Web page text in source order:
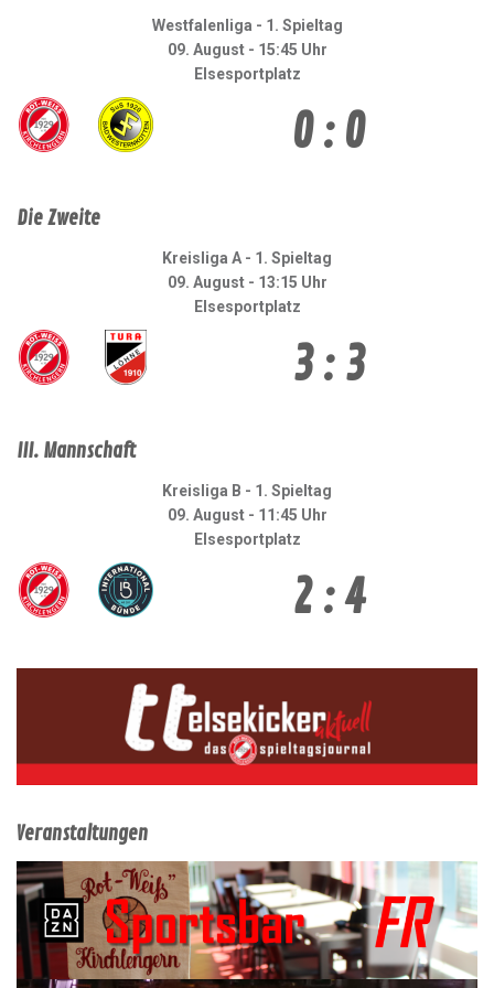
Westfalenliga - 1. Spieltag
09. August - 15:45 Uhr
Elsesportplatz
0 : 0
Die Zweite
Kreisliga A - 1. Spieltag
09. August - 13:15 Uhr
Elsesportplatz
3 : 3
III. Mannschaft
Kreisliga B - 1. Spieltag
09. August - 11:45 Uhr
Elsesportplatz
2 : 4
Veranstaltungen